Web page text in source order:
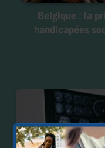
Belgique : la
handicapées